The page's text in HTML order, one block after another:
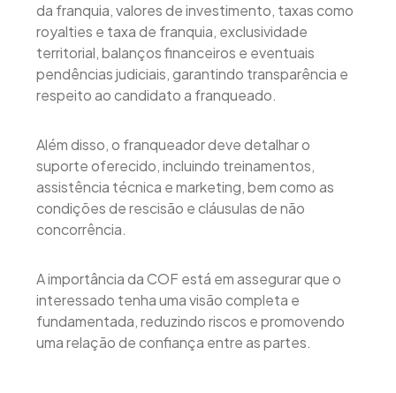
da franquia, valores de investimento, taxas como
royalties e taxa de franquia, exclusividade
territorial, balanços financeiros e eventuais
pendências judiciais, garantindo transparência e
respeito ao candidato a franqueado.
Além disso, o franqueador deve detalhar o
suporte oferecido, incluindo treinamentos,
assistência técnica e marketing, bem como as
condições de rescisão e cláusulas de não
concorrência.
A importância da COF está em assegurar que o
interessado tenha uma visão completa e
fundamentada, reduzindo riscos e promovendo
uma relação de confiança entre as partes.